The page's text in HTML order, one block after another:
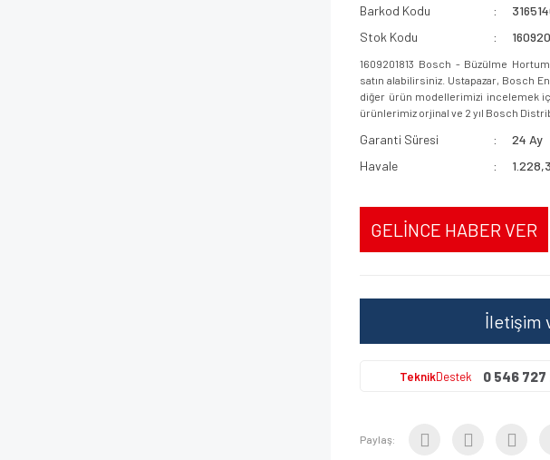
Barkod Kodu
Stok Kodu
1609201813 Bosch - Büzülme
satın alabilirsiniz. Ustapazar, Bosch
diğer ürün modellerimizi incelemek
ürünlerimiz orjinal ve 2 yıl Bosch
Garanti Süresi
24 Ay
Havale
GELİNCE HABER VER
İletişim
TeknikDestek 0 546 727
Paylaş: